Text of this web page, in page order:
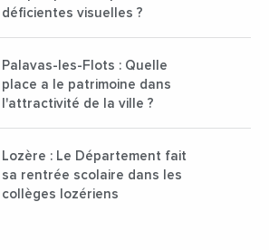
déficientes visuelles ?
Palavas-les-Flots : Quelle
place a le patrimoine dans
l'attractivité de la ville ?
Lozère : Le Département fait
sa rentrée scolaire dans les
collèges lozériens